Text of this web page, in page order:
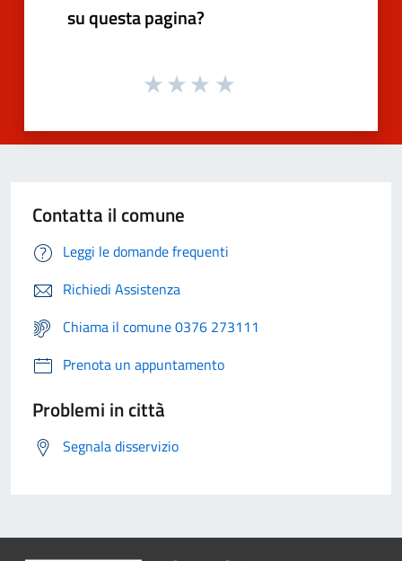
su questa pagina?
Contatta il comune
Leggi le domande frequenti
Richiedi Assistenza
Chiama il comune 0376 273111
Prenota un appuntamento
Problemi in città
Segnala disservizio